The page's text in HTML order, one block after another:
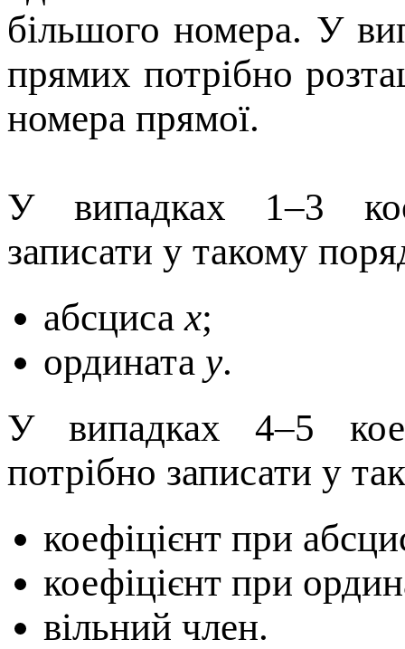
більшого номера. У
прямих потрібно
номера прямої.
У випадках 1–3
записати у такому
абсцисаx;
ордината y.
У випадках 4–5
потрібно записати у
коефіцієнт при
коефіцієнт при
вільний член.